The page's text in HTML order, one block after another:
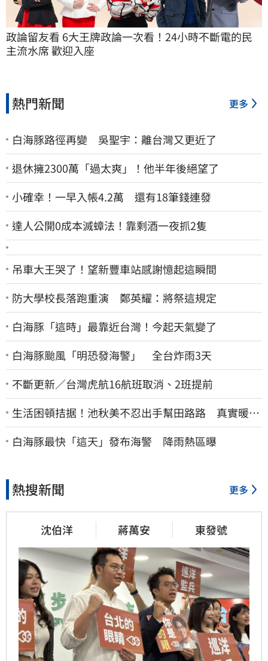
政論留友看 6大王牌政論一次看！24小時不斷電的民
主流水席 歡迎入座
熱門新聞 更多
白海豚路徑再變 吳聖宇：離台灣又更近了
退休擁2300萬「過太爽」！他半年後絕望了
小確幸！一早入帳4.2萬 還有18筆錢連發
達人公開0成本滅蟑法！靠剩酒一夜抓2隻
吊車大王哭了！望新豐車站感謝憶起這瞬間
防大學校長落跑重演 鄭英耀：將祭這規定
白海豚「這時」最靠近台灣！今起天氣變了
白海豚颱風「明恐發海警」 全台炸雨3天
不斷更新／台灣虎航16航班取消、2班提前
生活困頓拮据！池秋美不忍出手幫田路路 真實暖舉
曝光
白海豚最快「這天」發布海警 降雨熱區曝
熱搜新聞 更多
沈伯洋 蔣萬安 東發號